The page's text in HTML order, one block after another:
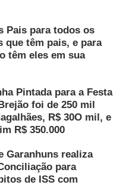
Pais para todos os
que têm pais, e para
têm eles em sua
Pintada para a Festa
foi de 250 mil
R$ 30O mil, e
R$ 350.000
Garanhuns realiza
para
de ISS com